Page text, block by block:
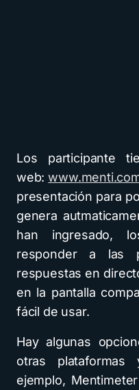
Los participante
web:
presentación para
genera
han ingresado,
responder a las
respuestas en
en la pantalla
fácil de usar.
Hay algunas
otras
ejemplo,